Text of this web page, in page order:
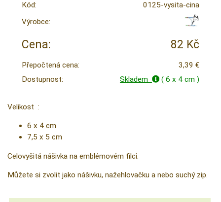
Kód:
0125-vysita-cina
Výrobce:
Cena: 82 Kč
Přepočtená cena:
3,39 €
Dostupnost:
Skladem ( 6 x 4 cm )
Velikost :
6 x 4 cm
7,5 x 5 cm
Celovyšitá nášivka na emblémovém filci.
Můžete si zvolit jako nášivku, nažehlovačku a nebo suchý zip.